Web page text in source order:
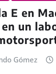
E en
un
Gómez